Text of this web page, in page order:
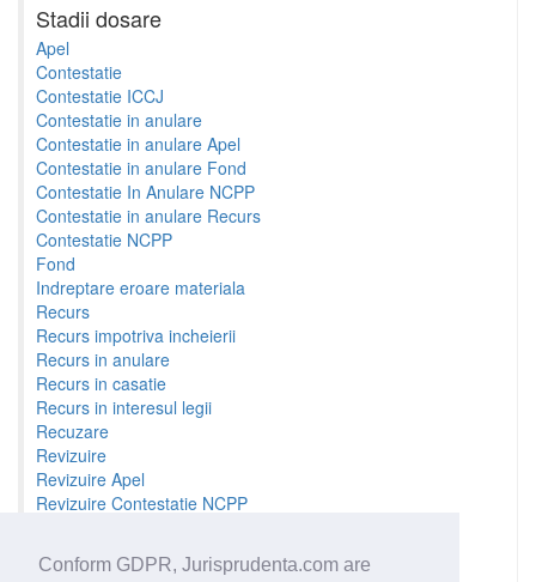
Conform GDPR, Jurisprudenta.com are
Stadii dosare
Apel
Contestatie
Contestatie ICCJ
Contestatie in anulare
Contestatie in anulare Apel
Contestatie in anulare Fond
Contestatie In Anulare NCPP
Contestatie in anulare Recurs
Contestatie NCPP
Fond
Indreptare eroare materiala
Recurs
Recurs impotriva incheierii
Recurs in anulare
Recurs in casatie
Recurs in interesul legii
Recuzare
Revizuire
Revizuire Apel
Revizuire Contestatie NCPP
Sesizare prealabila